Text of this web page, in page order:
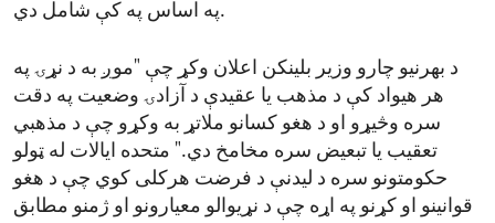
په اساس په کې شامل دي.
د بهرنیو چارو وزیر بلینکن اعلان وکړ چې "موږ به د نړۍ په
هر هیواد کې د مذهب یا عقیدې د آزادۍ وضعیت په دقت
سره وڅیړو او د هغو کسانو ملاتړ به وکړو چې د مذهبي
تعقیب یا تبعیض سره مخامخ دي." متحده ایالات له ټولو
حکومتونو سره د لیدنې د فرضت هرکلی کوي چې د هغو
قوانینو او کړنو په اړه چې د نړیوالو معیارونو او ژمنو مطابق